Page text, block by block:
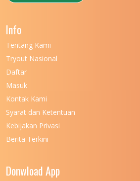
UNIVERSITAS NEGERI KHAIRUN
UNIVERSITAS NEGERI MEDAN
UNIVERSITAS NEGERI PADANG
Info
Tentang Kami
Tryout Nasional
Daftar
Masuk
Kontak Kami
Syarat dan Ketentuan
Kebijakan Privasi
Berita Terkini
Donwload App